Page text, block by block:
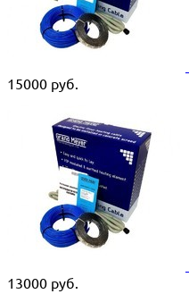
15000 руб.
13000 руб.